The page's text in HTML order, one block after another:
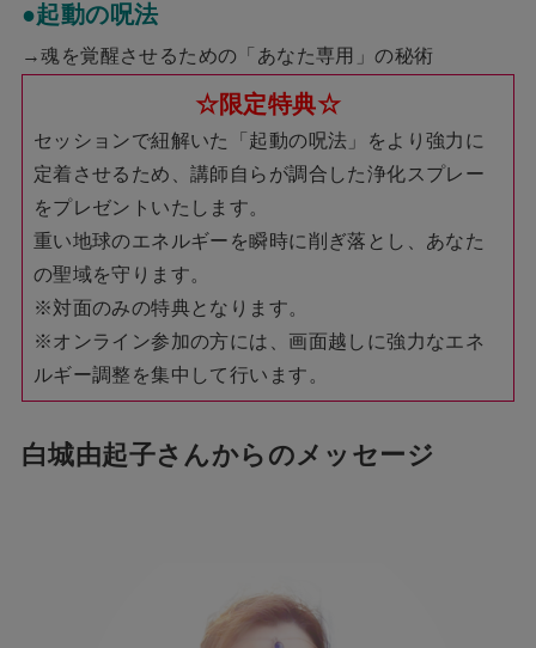
●起動の呪法
→魂を覚醒させるための「あなた専用」の秘術
☆限定特典☆
セッションで紐解いた「起動の呪法」をより強力に
定着させるため、講師自らが調合した浄化スプレー
をプレゼントいたします。
重い地球のエネルギーを瞬時に削ぎ落とし、あなた
の聖域を守ります。
※対面のみの特典となります。
※オンライン参加の方には、画面越しに強力なエネ
ルギー調整を集中して行います。
白城由起子さんからのメッセージ